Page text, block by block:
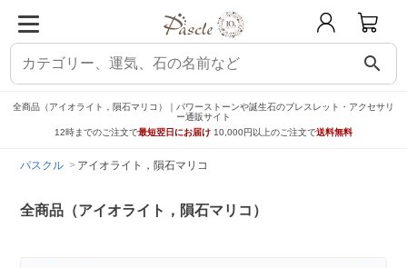
search
全商品（アイオライト，隕石マリコ）｜パワーストーンや誕生石のブレスレット・アクセサリ
ー通販サイト
12時までのご注文で最短翌日にお届け 10,000円以上のご注文で送料無料
パスクル アイオライト，隕石マリコ
全商品（アイオライト，隕石マリコ）